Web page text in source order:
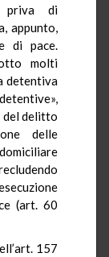
priva di
appunto,
di pace.
molti
detentiva
del delitto
delle
(art. 60
157